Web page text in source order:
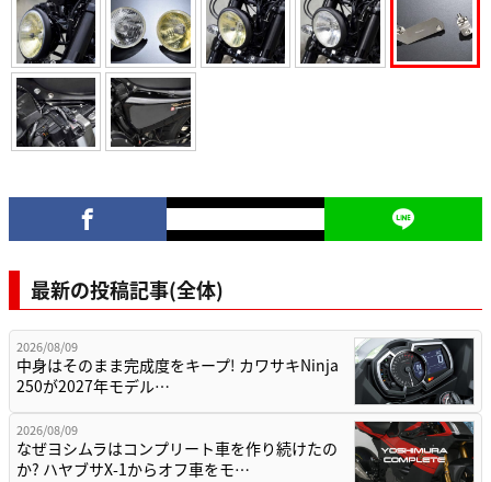
最新の投稿記事(全体)
2026/08/09
中身はそのまま完成度をキープ! カワサキNinja
250が2027年モデル…
2026/08/09
なぜヨシムラはコンプリート車を作り続けたの
か? ハヤブサX-1からオフ車をモ…